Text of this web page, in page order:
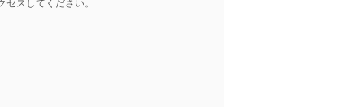
スしてください。